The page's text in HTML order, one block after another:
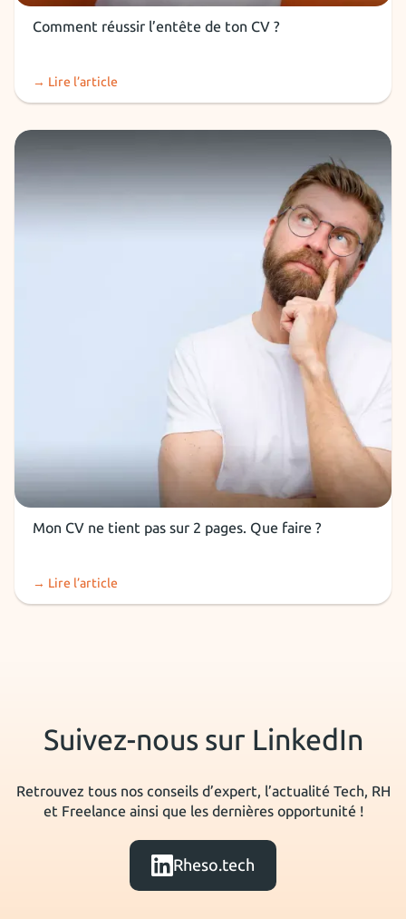
CV
Comment réussir l’entête de ton CV ?
→ Lire l’article
CV
Mon CV ne tient pas sur 2 pages. Que faire ?
→ Lire l’article
Suivez-nous sur LinkedIn
Retrouvez tous nos conseils d’expert, l’actualité Tech, RH
et Freelance ainsi que les dernières opportunité !
Rheso.tech